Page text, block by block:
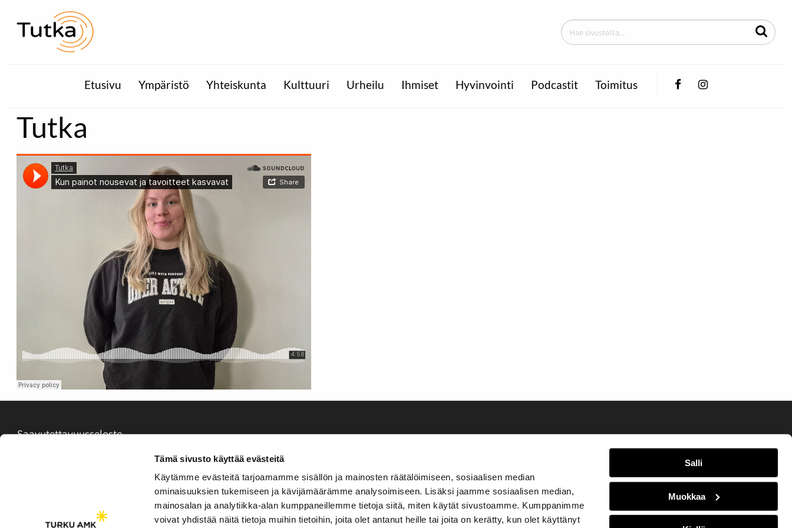
Tämä sivusto käyttää evästeitä
Käytämme evästeitä tarjoamamme sisällön ja mainosten räätälöimiseen, sosiaalisen median
ominaisuuksien tukemiseen ja kävijämäärämme analysoimiseen. Lisäksi jaamme sosiaalisen median,
mainosalan ja analytiikka-alan kumppaneillemme tietoja siitä, miten käytät sivustoamme. Kumppanimme
voivat yhdistää näitä tietoja muihin tietoihin, joita olet antanut heille tai joita on kerätty, kun olet käyttänyt
Salli
Muokkaa
Etusivu Ympäristö Yhteiskunta Kulttuuri Urheilu Ihmiset Hyvinvointi Podcastit Toimitus FacebookInstagram
Tutka
Saavutettavuusseloste